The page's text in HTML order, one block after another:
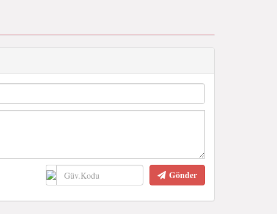
Gönder